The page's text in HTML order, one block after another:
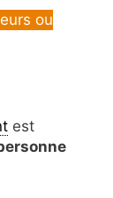
ou
est